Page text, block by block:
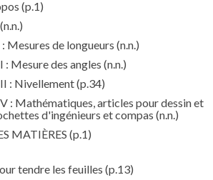
(p.1)
(n.n.)
Mesures de longueurs (n.n.)
: Mesure des angles (n.n.)
: Nivellement(p.34)
: Mathématiques, articles pour dessin et
d'ingénieurs et compas (n.n.)
MATIÈRES (p.1)
tendre les feuilles (p.13)